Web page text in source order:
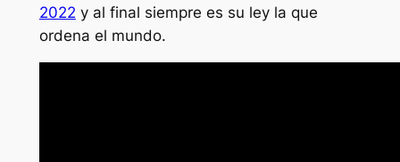
2022 y al final siempre es su ley la que
ordena el mundo.